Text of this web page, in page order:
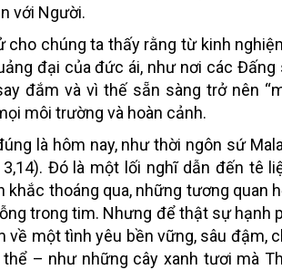
với Người.
cho chúng ta thấy rằng từ kinh
đại của đức ái, như nơi các
đắm và vì thế sẵn sàng trở nên
môi trường và hoàn cảnh.
là hôm nay, như thời ngôn sứ
3,14). Đó là một lối nghĩ dẫn đến tê
khắc thoáng qua, những tương
trong tim. Nhưng để thật sự hạnh
về một tình yêu bền vững, sâu đậm,
– như những cây xanh tươi mà